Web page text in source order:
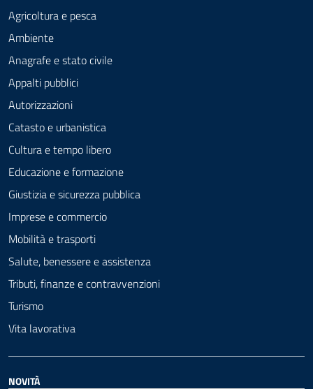
Agricoltura e pesca
Ambiente
Anagrafe e stato civile
Appalti pubblici
Autorizzazioni
Catasto e urbanistica
Cultura e tempo libero
Educazione e formazione
Giustizia e sicurezza pubblica
Imprese e commercio
Mobilità e trasporti
Salute, benessere e assistenza
Tributi, finanze e contravvenzioni
Turismo
Vita lavorativa
NOVITÀ